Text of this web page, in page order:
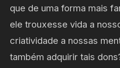
que de uma forma mais
ele trouxesse vida a
criatividade a nossas
também adquirir tais